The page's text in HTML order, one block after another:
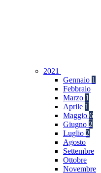
2021
Gennaio 1
Febbraio
Marzo 1
Aprile 1
Maggio 6
Giugno 2
Luglio 2
Agosto
Settembre
Ottobre
Novembre